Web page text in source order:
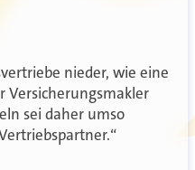
nieder, wie eine
Versicherungsmakler
sei daher umso